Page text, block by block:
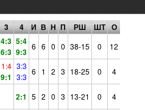
3 4 И В Н П РШ ШТ О
4:3
6:3
5:4
9:3
6 6 0 0 38-15 0 12
1:4
9:1
3:3
3:3
6 1 2 3 18-25 0 4
2:1 5 2 0 3 13-21 0 4